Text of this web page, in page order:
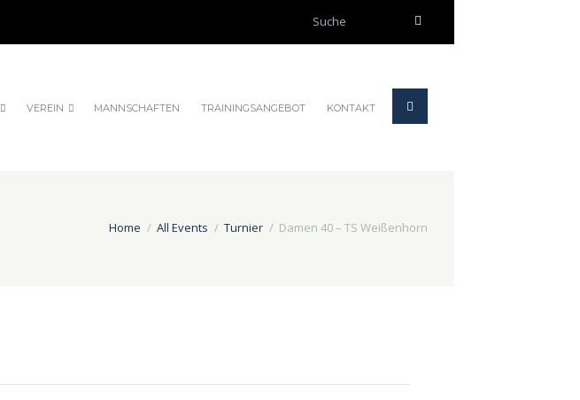
VEREIN MANNSCHAFTEN TRAININGSANGEBOT KONTAKT
Home All Events Turnier Damen 40 – TS Weißenhorn